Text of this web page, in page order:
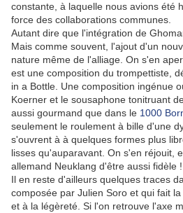
constante, à laquelle nous avions été
force des collaborations communes.
Autant dire que l'intégration de
Mais comme souvent, l'ajout d'un
nature même de l'alliage. On s'en
est une composition du trompettiste,
in a Bottle. Une composition ingénue
Koerner et le sousaphone tonitruant
aussi gourmand que dans le 1000
seulement le roulement à bille d'une
s'ouvrent à à quelques formes plus
lisses qu'auparavant. On s'en réjouit,
allemand Neuklang d'être aussi fidèle !
Il en reste d'ailleurs quelques traces
composée par Julien Soro et qui fait
et à la légèreté. Si l'on retrouve l'axe